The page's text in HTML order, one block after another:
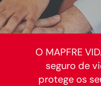
O MAPFRE
seguro de
protege os